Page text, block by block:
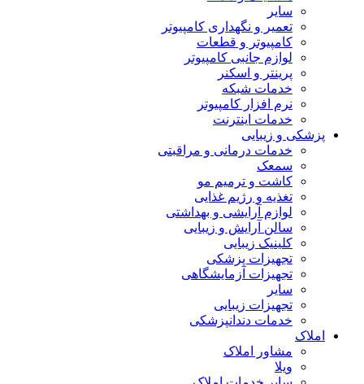
سایر
تعمیر و نگهداری کامپیوتر
کامپیوتر و قطعات
لوازم جانبی کامپیوتر
پرینتر و اسکنر
خدمات شبکه
نرم افزار کامپیوتر
خدمات اینترنت
پزشکی و زیبایی
خدمات درمانی و مراقبتی
سمعک
کاشت و ترمیم مو
تغذیه و رژیم غذایی
لوازم آرایشی و بهداشتی
سالن آرایش و زیبایی
کلینیک زیبایی
تجهیزات پزشکی
تجهیزات آزمایشگاهی
سایر
تجهیزات زیبایی
خدمات دندانپزشکی
املاک
مشاور املاک
ویلا